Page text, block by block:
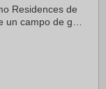
Residences de
campo de golf